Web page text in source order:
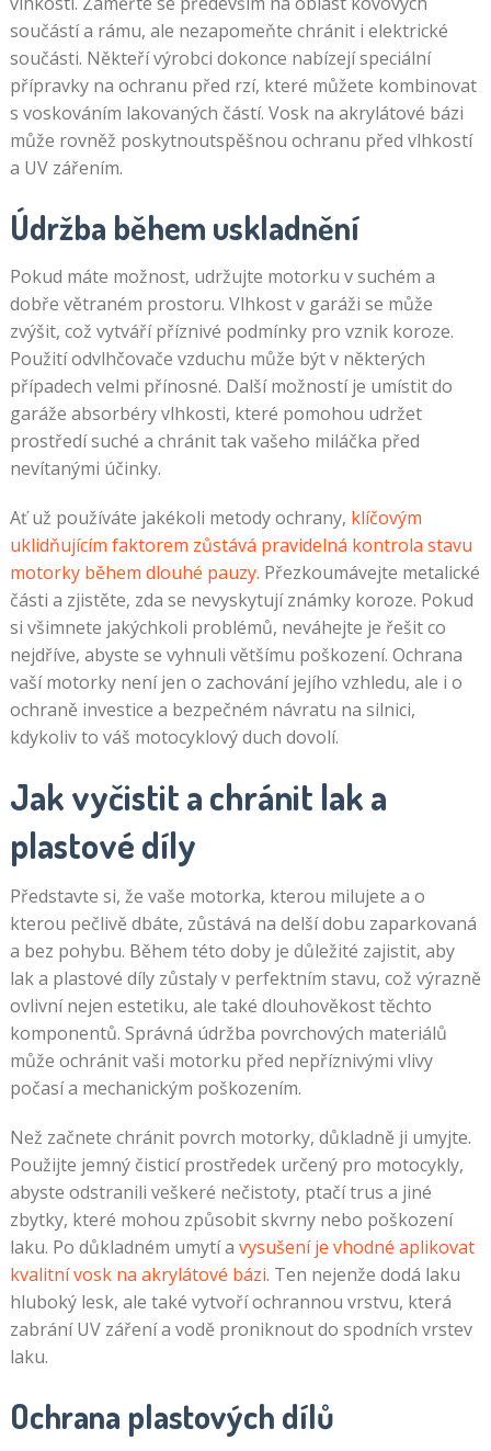
součástí a rámu, ale nezapomeňte chránit i elektrické
součásti. Někteří výrobci dokonce nabízejí speciální
přípravky na ochranu před rzí, které můžete kombinovat
s voskováním lakovaných částí. Vosk na akrylátové bázi
může rovněž poskytnoutspěšnou ochranu před vlhkostí
a UV zářením.
Údržba během uskladnění
Pokud máte možnost, udržujte motorku v suchém a
dobře větraném prostoru. Vlhkost v garáži se může
zvýšit, což vytváří příznivé podmínky pro vznik koroze.
Použití odvlhčovače vzduchu může být v některých
případech velmi přínosné. Další možností je umístit do
garáže absorbéry vlhkosti, které pomohou udržet
prostředí suché a chránit tak vašeho miláčka před
nevítanými účinky.
Ať už používáte jakékoli metody ochrany, klíčovým
uklidňujícím faktorem zůstává pravidelná kontrola stavu
motorky během dlouhé pauzy. Přezkoumávejte metalické
části a zjistěte, zda se nevyskytují známky koroze. Pokud
si všimnete jakýchkoli problémů, neváhejte je řešit co
nejdříve, abyste se vyhnuli většímu poškození. Ochrana
vaší motorky není jen o zachování jejího vzhledu, ale i o
ochraně investice a bezpečném návratu na silnici,
kdykoliv to váš motocyklový duch dovolí.
Jak vyčistit a chránit lak a
plastové díly
Představte si, že vaše motorka, kterou milujete a o
kterou pečlivě dbáte, zůstává na delší dobu zaparkovaná
a bez pohybu. Během této doby je důležité zajistit, aby
lak a plastové díly zůstaly v perfektním stavu, což výrazně
ovlivní nejen estetiku, ale také dlouhověkost těchto
komponentů. Správná údržba povrchových materiálů
může ochránit vaši motorku před nepříznivými vlivy
počasí a mechanickým poškozením.
Než začnete chránit povrch motorky, důkladně ji umyjte.
Použijte jemný čisticí prostředek určený pro motocykly,
abyste odstranili veškeré nečistoty, ptačí trus a jiné
zbytky, které mohou způsobit skvrny nebo poškození
laku. Po důkladném umytí a vysušení je vhodné aplikovat
kvalitní vosk na akrylátové bázi. Ten nejenže dodá laku
hluboký lesk, ale také vytvoří ochrannou vrstvu, která
zabrání UV záření a vodě proniknout do spodních vrstev
laku.
Ochrana plastových dílů